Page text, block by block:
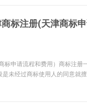
标注册(天津商标申
标申请流程和费用）商标注册
是未经过商标使用人的同意就